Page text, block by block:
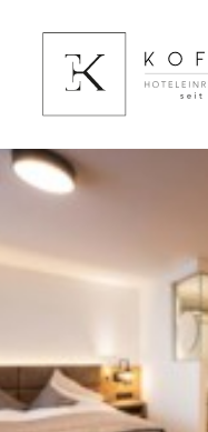
HOTELFINANZIERUNG
KONTAKT